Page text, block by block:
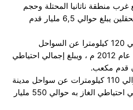
غرب منطقة ناتانيا المحتلة وحجم
احتياطي الغاز الموجود بالحقلين يبلغ حوالي 6,5 مليار قدم
8 – حقل تانين : يبعد حوالي 120 كيلومترا عن السواحل
الفلسطينية ، وقد اكتشف عام 2012 م ، ويبلغ إجمالي احتياطي
9 – حقل دولفن : يبعد حوالي 110 كيلومترات عن سواحل مدينة
حيفا المحتلة ، ويبلغ إجمالي احتياطي الغاز به حوالي 550 مليار